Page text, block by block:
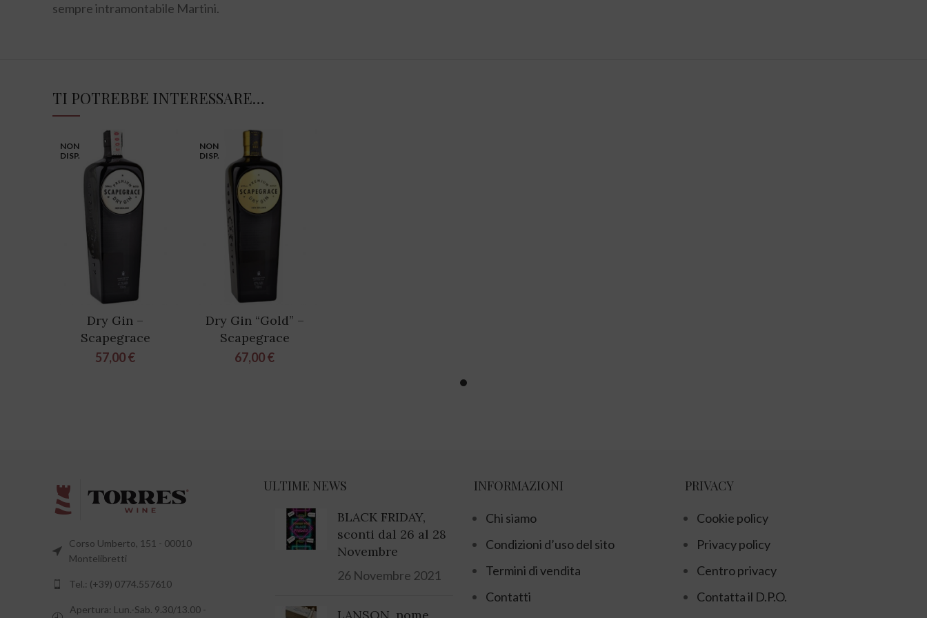
sempre intramontabile Martini.
TI POTREBBE INTERESSARE…
NON
DISP.
Dry Gin –
Scapegrace
57,00€
NON
DISP.
Dry Gin “Gold” –
Scapegrace
67,00€
Corso Umberto, 151 - 00010
Montelibretti
Tel.: (+39) 0774.557610
Apertura: Lun.-Sab. 9.30/13.00 -
ULTIME NEWS
BLACK FRIDAY,
sconti dal 26 al 28
Novembre
26 Novembre 2021
INFORMAZIONI
Chi siamo
Condizioni d’uso del sito
Termini di vendita
Contatti
PRIVACY
Cookie policy
Privacy policy
Centro privacy
Contatta il D.P.O.